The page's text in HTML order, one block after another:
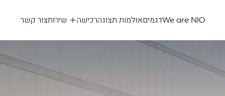
We are NIOדגמיםאולמות תצוגהרכישה שירותצור קשר
NIO
eL6